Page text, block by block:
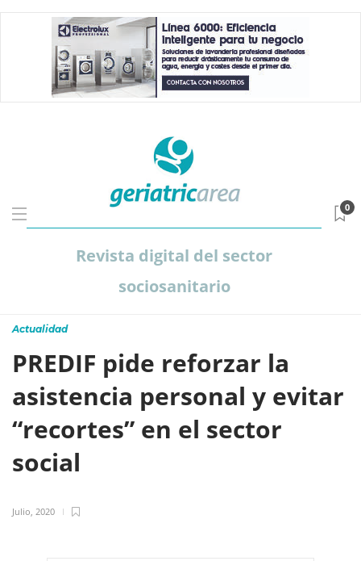
Revista digital del sector
sociosanitario
0
Actualidad
PREDIF pide reforzar la
asistencia personal y evitar
“recortes” en el sector
social
Julio, 2020